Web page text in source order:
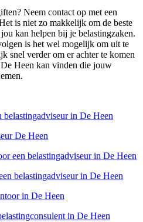
Neem contact op met een
is niet zo makkelijk om de beste
kan helpen bij je belastingzaken.
is het wel mogelijk om uit te
snel verder om er achter te komen
Heen kan vinden die jouw
belastingadviseur in De Heen
De Heen
een belastingadviseur in De Heen
belastingadviseur in De Heen
in De Heen
in De Heen